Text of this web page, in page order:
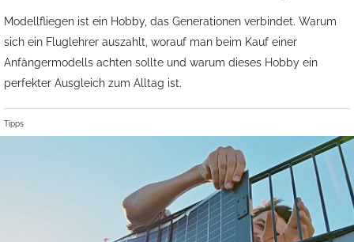
Modellfliegen ist ein Hobby, das Generationen verbindet. Warum
sich ein Fluglehrer auszahlt, worauf man beim Kauf einer
Anfängermodells achten sollte und warum dieses Hobby ein
perfekter Ausgleich zum Alltag ist.
Tipps